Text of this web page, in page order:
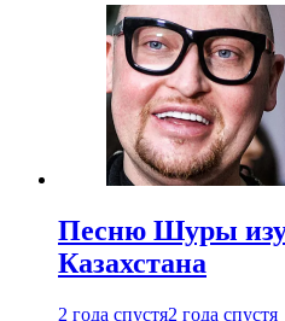
Песню Шуры
Казахстана
2 года спустя2 года спустя